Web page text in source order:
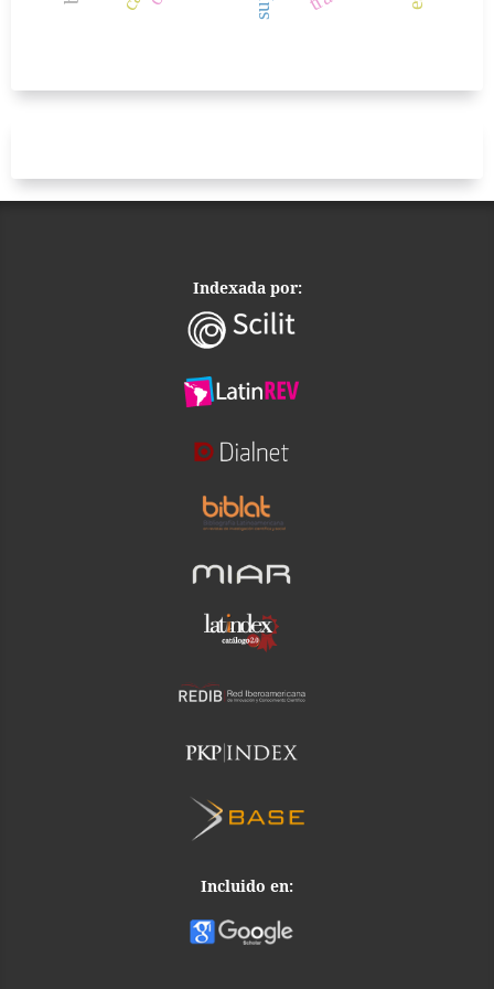
Indexada por:
Incluido en: